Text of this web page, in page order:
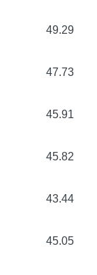
49.29
47.73
45.91
45.82
43.44
45.05